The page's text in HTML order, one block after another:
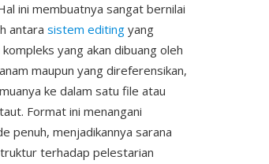
ini membuatnya sangat bernilai
antara sistem editing yang
yang akan dibuang oleh
maupun yang direferensikan,
ke dalam satu file atau
Format ini menangani
penuh, menjadikannya sarana
terhadap pelestarian